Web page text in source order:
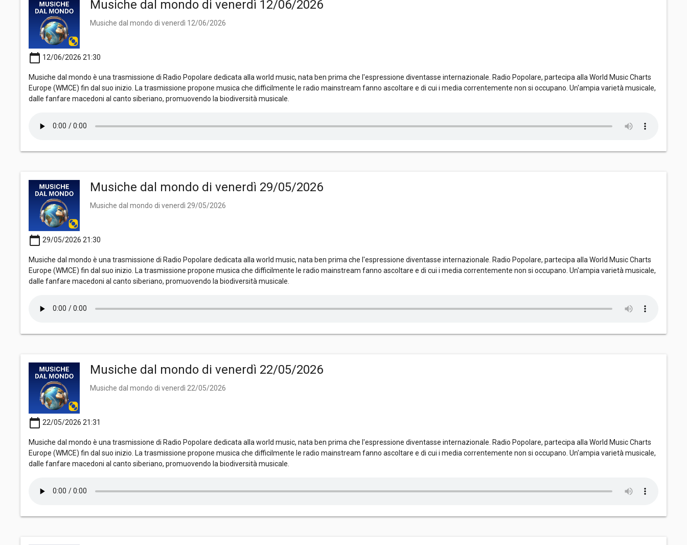
Musiche dal mondo di venerdì 12/06/2026
Musiche dal mondo di venerdì 12/06/2026
calendar_today 12/06/2026 21:30
Musiche dal mondo è una trasmissione di Radio Popolare dedicata alla world music, nata ben prima che l'espressione diventasse internazionale. Radio Popolare, partecipa alla World Music Charts
Europe (WMCE) fin dal suo inizio. La trasmissione propone musica che difficilmente le radio mainstream fanno ascoltare e di cui i media correntemente non si occupano. Un'ampia varietà musicale,
dalle fanfare macedoni al canto siberiano, promuovendo la biodiversità musicale.
Musiche dal mondo di venerdì 29/05/2026
Musiche dal mondo di venerdì 29/05/2026
calendar_today 29/05/2026 21:30
Musiche dal mondo è una trasmissione di Radio Popolare dedicata alla world music, nata ben prima che l'espressione diventasse internazionale. Radio Popolare, partecipa alla World Music Charts
Europe (WMCE) fin dal suo inizio. La trasmissione propone musica che difficilmente le radio mainstream fanno ascoltare e di cui i media correntemente non si occupano. Un'ampia varietà musicale,
dalle fanfare macedoni al canto siberiano, promuovendo la biodiversità musicale.
Musiche dal mondo di venerdì 22/05/2026
Musiche dal mondo di venerdì 22/05/2026
calendar_today 22/05/2026 21:31
Musiche dal mondo è una trasmissione di Radio Popolare dedicata alla world music, nata ben prima che l'espressione diventasse internazionale. Radio Popolare, partecipa alla World Music Charts
Europe (WMCE) fin dal suo inizio. La trasmissione propone musica che difficilmente le radio mainstream fanno ascoltare e di cui i media correntemente non si occupano. Un'ampia varietà musicale,
dalle fanfare macedoni al canto siberiano, promuovendo la biodiversità musicale.